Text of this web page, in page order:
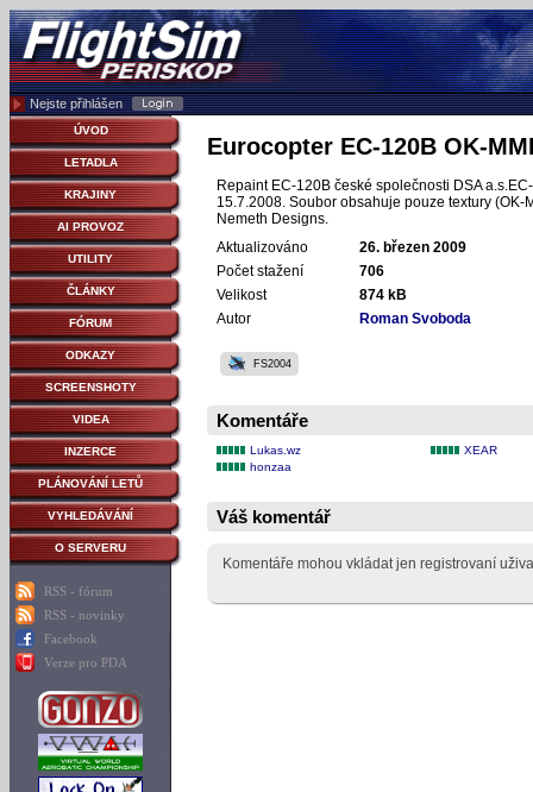
Nejste přihlášen
ÚVOD
LETADLA
KRAJINY
AI PROVOZ
UTILITY
ČLÁNKY
FÓRUM
ODKAZY
SCREENSHOTY
VIDEA
INZERCE
PLÁNOVÁNÍ LETŮ
VYHLEDÁVÁNÍ
O SERVERU
RSS - fórum
RSS - novinky
Facebook
Verze pro PDA
Eurocopter EC-120B OK-
Repaint EC-120B české společnosti DSA
15.7.2008. Soubor obsahuje pouze textury
Nemeth Designs.
Aktualizováno
26. březen 2009
Počet stažení
706
Velikost
874 kB
Autor
Roman Svoboda
FS2004
Komentáře
Lukas.wz
XEAR
honzaa
Váš komentář
Komentáře mohou vkládat jen registrovaní